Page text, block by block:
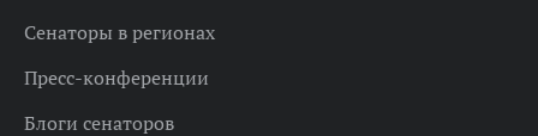
Сенаторы в регионах
Пресс-конференции
Блоги сенаторов